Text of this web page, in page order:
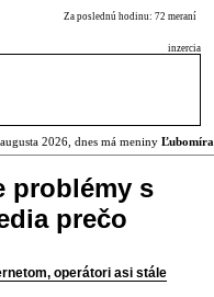
Za poslednú hodinu: 72 meraní
inzercia
2026, dnes má meniny Ľubomíra
problémy s
prečo
operátori asi stále